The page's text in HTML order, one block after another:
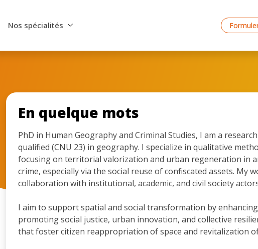
Nos spécialités
En quelque mots
PhD in Human Geography and Criminal Studies, I am a
qualified (CNU 23) in geography. I specialize in qualitative
focusing on territorial valorization and urban regeneration in
crime, especially via the social reuse of confiscated assets. My
collaboration with institutional, academic, and civil society
I aim to support spatial and social transformation by
promoting social justice, urban innovation, and collective
that foster citizen reappropriation of space and revitalization